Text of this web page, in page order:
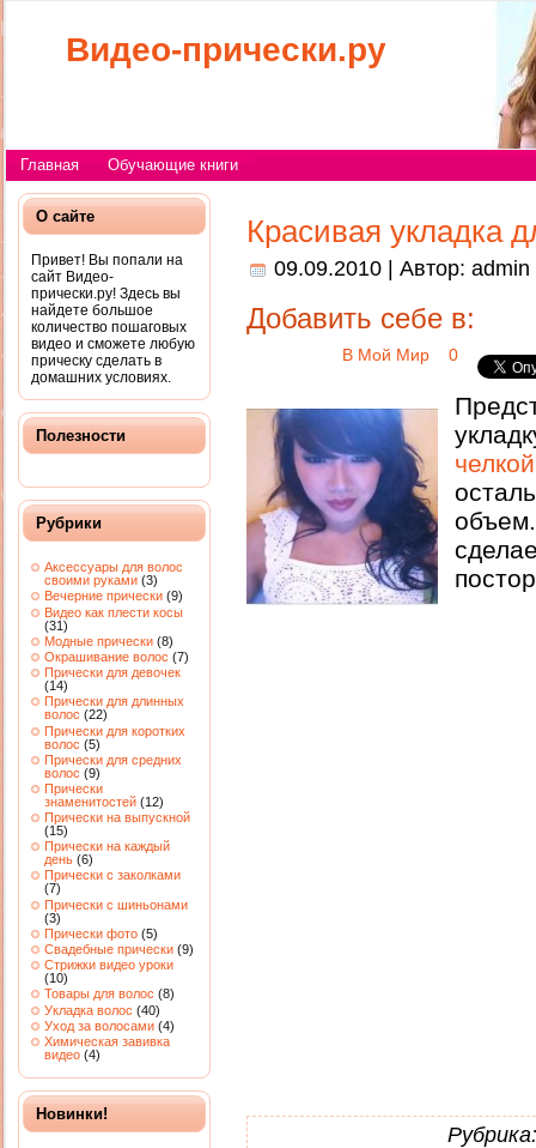
Видео-прически.ру
Главная Обучающие книги
О сайте
Привет! Вы попали на
сайт Видео-
прически.ру! Здесь вы
найдете большое
количество пошаговых
видео и сможете любую
прическу сделать в
домашних условиях.
Полезности
Рубрики
Аксессуары для волос
своими руками (3)
Вечерние прически (9)
Видео как плести косы
(31)
Модные прически (8)
Окрашивание волос (7)
Прически для девочек
(14)
Прически для длинных
волос (22)
Прически для коротких
волос (5)
Прически для средних
волос (9)
Прически
знаменитостей (12)
Прически на выпускной
(15)
Прически на каждый
день (6)
Прически с заколками
(7)
Прически с шиньонами
(3)
Прически фото (5)
Свадебные прически (9)
Стрижки видео уроки
(10)
Товары для волос (8)
Укладка волос (40)
Уход за волосами (4)
Химическая завивка
видео (4)
Новинки!
Красивая укладка
09.09.2010 | Автор: admin
Добавить себе в:
В Мой Мир 0
челкой